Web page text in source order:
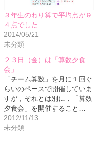
３年生のわり算で平均点が９
４点でした
2014/05/21
未分類
２３日（金）は「算数夕食
会」
「チーム算数」を月に１回ぐ
らいのペースで開催していま
すが，それとは別に，「算数
夕食会」を開催すること…
2012/11/13
未分類